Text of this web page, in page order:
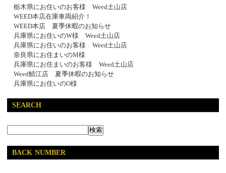
栃木県にお住いのお客様 Weed土山店
WEED本店在庫車両紹介！
WEED本店 夏季休暇のお知らせ
兵庫県にお住いのW様 Weed土山店
兵庫県にお住いのお客様 Weed土山店
奈良県にお住まいのM様
兵庫県にお住まいのお客様 Weed土山店
Weed鯖江店 夏季休暇のお知らせ
兵庫県にお住いのO様
SEARCH
BACK NUMBER